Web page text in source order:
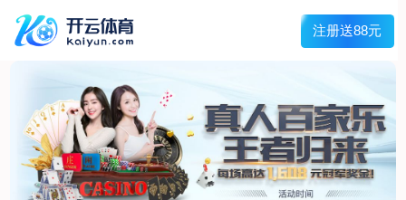
Menu
产品中心
荣誉资质
厂区设备
人才招聘
新闻中心
销售网点